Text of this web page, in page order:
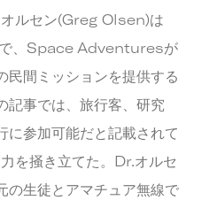
ルセン(Greg Olsen)は
、Space Adventuresが
民間ミッションを提供する
記事では、旅行客、研究
に参加可能だと記載されて
を掻き立てた。Dr.オルセ
の生徒とアマチュア無線で